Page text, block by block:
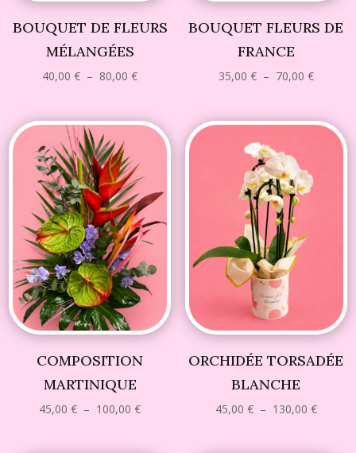
BOUQUET DE FLEURS
MÉLANGÉES
40,00€ – 80,00€Plage
à
80,00 €
BOUQUET FLEURS DE
FRANCE
35,00 € – 70,00 €Plage
à
70,00 €
COMPOSITION
MARTINIQUE
45,00€ – 100,00€Plage
ORCHIDÉE TORSADÉE
BLANCHE
45,00 € – 130,00 €Plage